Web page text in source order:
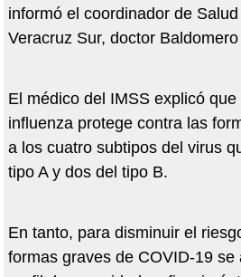
informó el coordinador de
Veracruz Sur, doctor
El médico del IMSS explicó
influenza protege contra las
a los cuatro subtipos del virus
tipo A y dos del tipo B.
En tanto, para disminuir el
formas graves de COVID-19 se